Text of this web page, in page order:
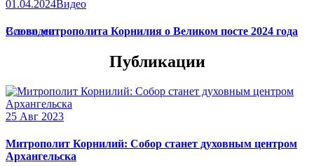
01.04.2024Видео
Слово митрополита Корнилия о Великом посте 2024 года
Все видео
Публикации
25 Авг 2023
Митрополит Корнилий: Собор станет духовным центром
Архангельска